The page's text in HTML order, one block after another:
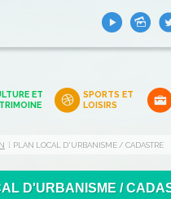
ET
SPORTS ET
LOISIRS
PLAN LOCAL D'URBANISME / CADASTRE
D'URBANISME /